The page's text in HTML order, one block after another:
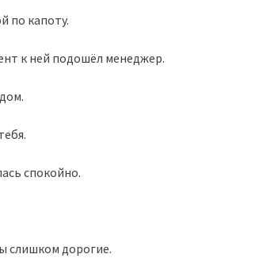
по капоту.
к ней подошёл менеджер.
спокойно.
слишком дорогие.